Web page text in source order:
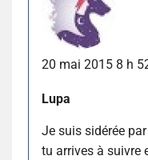
20 mai 2015 8 h
Lupa
Je suis sidérée
tu arrives à suivre